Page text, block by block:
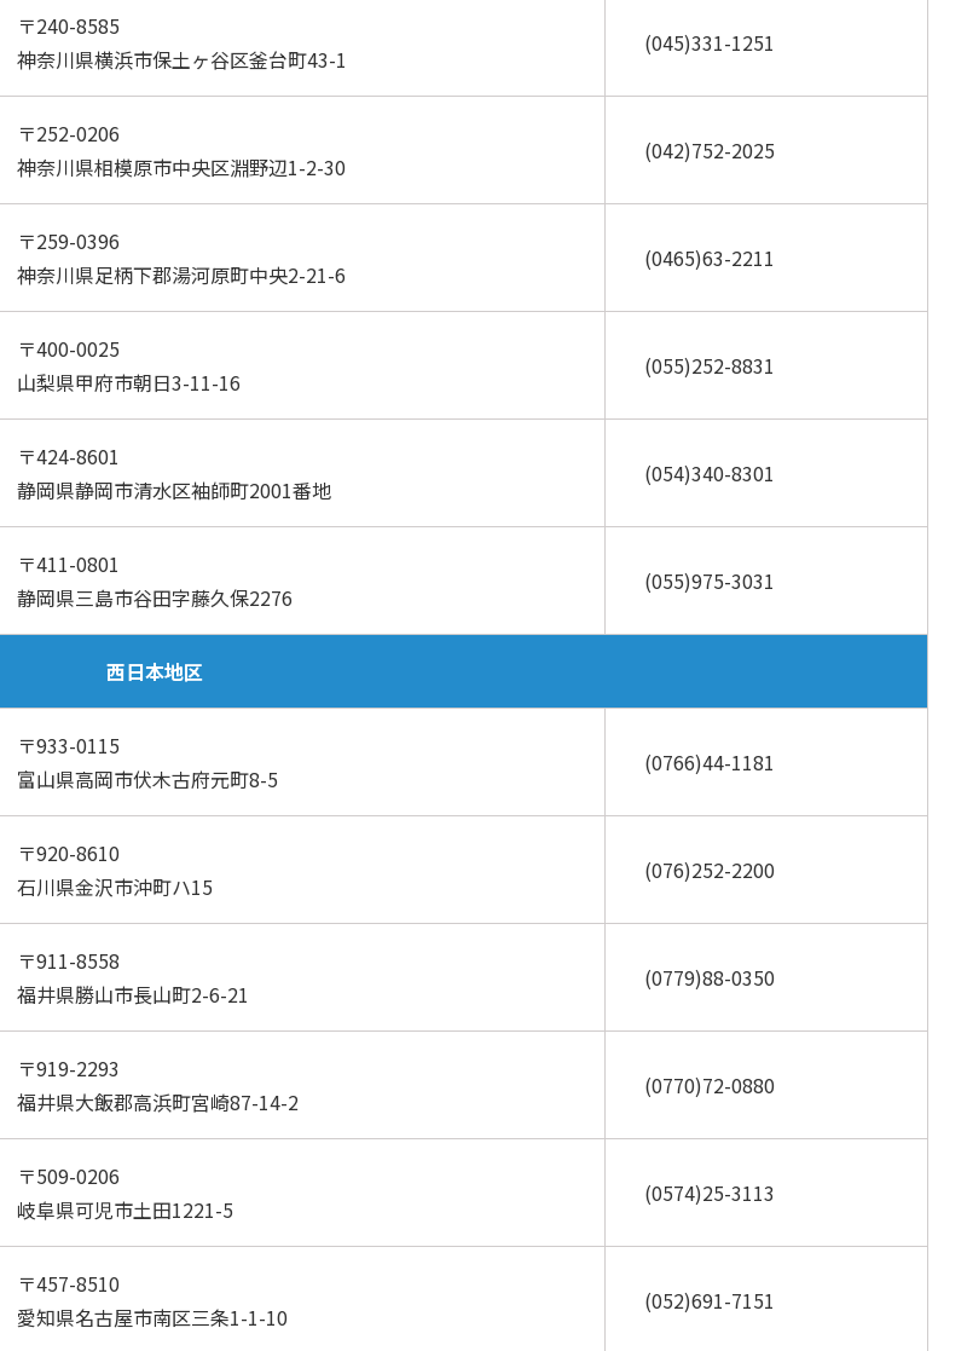
〒240-8585
神奈川県横浜市保土ヶ谷区釜台町43-1
(045)331-1251
〒252-0206
神奈川県相模原市中央区淵野辺1-2-30
(042)752-2025
〒259-0396
神奈川県足柄下郡湯河原町中央2-21-6
(0465)63-2211
〒400-0025
山梨県甲府市朝日3-11-16
(055)252-8831
〒424-8601
静岡県静岡市清水区袖師町2001番地
(054)340-8301
〒411-0801
静岡県三島市谷田字藤久保2276
(055)975-3031
西日本地区
〒933-0115
富山県高岡市伏木古府元町8-5
(0766)44-1181
〒920-8610
石川県金沢市沖町ハ15
(076)252-2200
〒911-8558
福井県勝山市長山町2-6-21
(0779)88-0350
〒919-2293
福井県大飯郡高浜町宮崎87-14-2
(0770)72-0880
〒509-0206
岐阜県可児市土田1221-5
(0574)25-3113
〒457-8510
愛知県名古屋市南区三条1-1-10
(052)691-7151